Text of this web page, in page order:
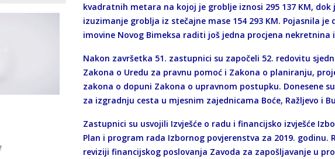
kvadratnih metara na kojoj je groblje iznosi 295 137 KM,
izuzimanje groblja iz stečajne mase 154 293 KM. Pojasnila
imovine Novog Bimeksa raditi još jedna procjena
Nakon završetka 51. zastupnici su započeli 52. redovitu
Zakona o Uredu za pravnu pomoć i Zakona o planiranju,
zakona o dopuni Zakona o upravnom postupku. Donesene
za izgradnju cesta u mjesnim zajednicama Boće, Ražljevo i
Zastupnici su usvojili Izvješće o radu i financijsko izvješće
Plan i program rada Izbornog povjerenstva za 2019. godinu.
reviziji financijskog poslovanja Zavoda za zapošljavanje u